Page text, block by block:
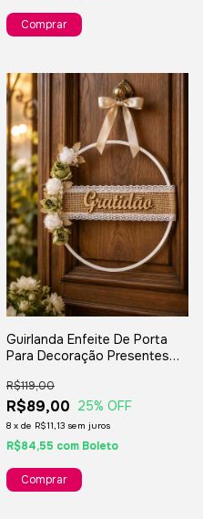
Comprar
Guirlanda Enfeite De Porta
Para Decoração Presentes
Gratidão
R$89,00
R$119,00
25% OFF
8 x de R$11,13 sem juros
R$84,55 com Boleto